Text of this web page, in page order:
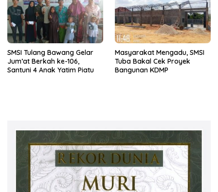
SMSI Tulang Bawang Gelar
Jum’at Berkah ke-106,
Santuni 4 Anak Yatim Piatu
Masyarakat Mengadu, SMSI
Tuba Bakal Cek Proyek
Bangunan KDMP